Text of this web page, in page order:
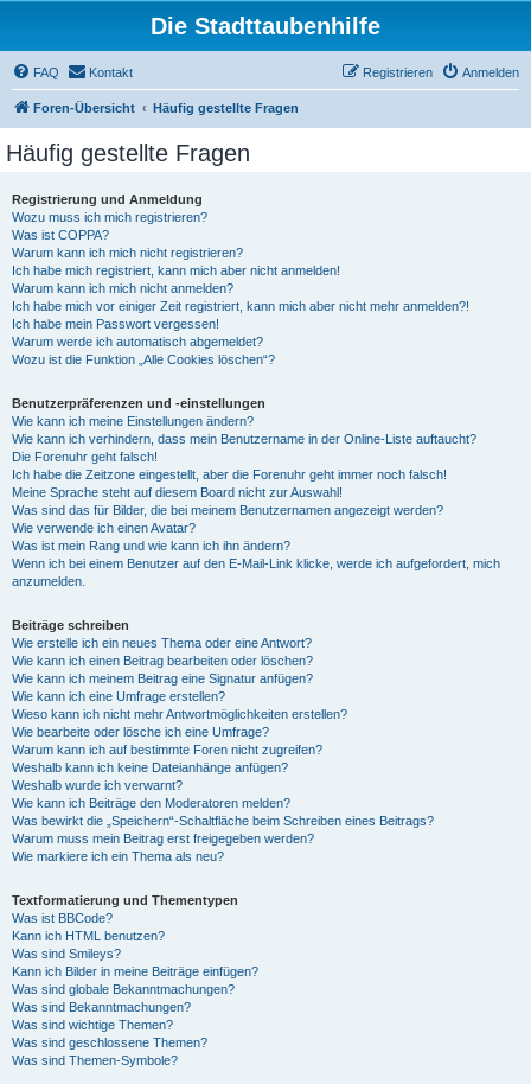
Die Stadttaubenhilfe
FAQ Kontakt Anmelden
Registrieren
Foren-Übersicht Häufig gestellte Fragen
Häufig gestellte Fragen
Registrierung und Anmeldung
Wozu muss ich mich registrieren?
Was ist COPPA?
Warum kann ich mich nicht registrieren?
Ich habe mich registriert, kann mich aber nicht anmelden!
Warum kann ich mich nicht anmelden?
Ich habe mich vor einiger Zeit registriert, kann mich aber nicht mehr anmelden?!
Ich habe mein Passwort vergessen!
Warum werde ich automatisch abgemeldet?
Wozu ist die Funktion „Alle Cookies löschen“?
Benutzerpräferenzen und -einstellungen
Wie kann ich meine Einstellungen ändern?
Wie kann ich verhindern, dass mein Benutzername in der Online-Liste auftaucht?
Die Forenuhr geht falsch!
Ich habe die Zeitzone eingestellt, aber die Forenuhr geht immer noch falsch!
Meine Sprache steht auf diesem Board nicht zur Auswahl!
Was sind das für Bilder, die bei meinem Benutzernamen angezeigt werden?
Wie verwende ich einen Avatar?
Was ist mein Rang und wie kann ich ihn ändern?
Wenn ich bei einem Benutzer auf den E-Mail-Link klicke, werde ich aufgefordert, mich
anzumelden.
Beiträge schreiben
Wie erstelle ich ein neues Thema oder eine Antwort?
Wie kann ich einen Beitrag bearbeiten oder löschen?
Wie kann ich meinem Beitrag eine Signatur anfügen?
Wie kann ich eine Umfrage erstellen?
Wieso kann ich nicht mehr Antwortmöglichkeiten erstellen?
Wie bearbeite oder lösche ich eine Umfrage?
Warum kann ich auf bestimmte Foren nicht zugreifen?
Weshalb kann ich keine Dateianhänge anfügen?
Weshalb wurde ich verwarnt?
Wie kann ich Beiträge den Moderatoren melden?
Was bewirkt die „Speichern“-Schaltfläche beim Schreiben eines Beitrags?
Warum muss mein Beitrag erst freigegeben werden?
Wie markiere ich ein Thema als neu?
Textformatierung und Thementypen
Was ist BBCode?
Kann ich HTML benutzen?
Was sind Smileys?
Kann ich Bilder in meine Beiträge einfügen?
Was sind globale Bekanntmachungen?
Was sind Bekanntmachungen?
Was sind wichtige Themen?
Was sind geschlossene Themen?
Was sind Themen-Symbole?